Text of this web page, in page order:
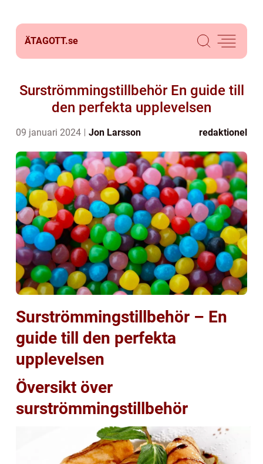
ÄTAGOTT.se
Surströmmingstillbehör En guide till
den perfekta upplevelsen
09 januari 2024 Jon Larsson redaktionel
Surströmmingstillbehör – En
guide till den perfekta
upplevelsen
Översikt över
surströmmingstillbehör